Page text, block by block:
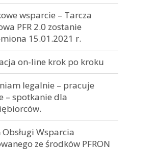
wsparcie – Tarcza
PFR 2.0 zostanie
15.01.2021 r.
on-line krok po kroku
legalnie – pracuje
– spotkanie dla
Obsługi Wsparcia
ze środków PFRON